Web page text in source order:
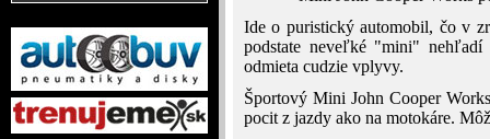
Ide o puristický automobil, čo v
podstate neveľké "mini"
odmieta cudzie vplyvy.
Športový Mini John Cooper
pocit z jazdy ako na motokáre.